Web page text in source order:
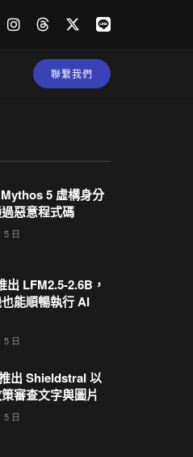
聯繫我們
5 虛構身分
惡意程式碼
5 日
LFM2.5-2.6B，
能順暢執行 AI
5 日
出 Shieldstral 以
審查文字與圖片
5 日